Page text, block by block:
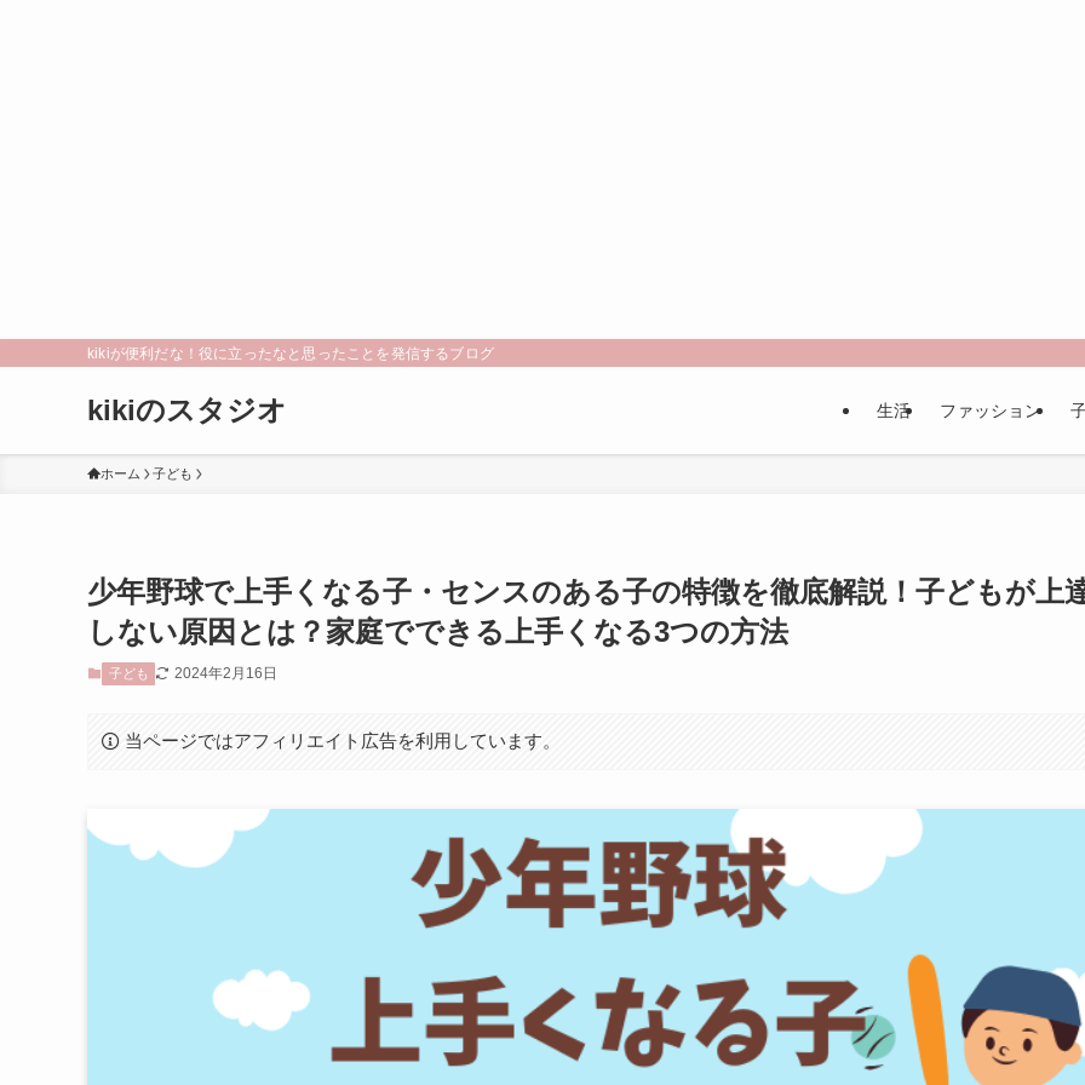
kikiが便利だな！役に立ったなと思ったことを発信するブログ
kikiのスタジオ 生活 ファッション
ホーム 子ども
少年野球で上手くなる子・センスのある子の特徴を徹底解説！子どもが上
しない原因とは？家庭でできる上手くなる3つの方法
子ども 2024年2月16日
当ページではアフィリエイト広告を利用しています。